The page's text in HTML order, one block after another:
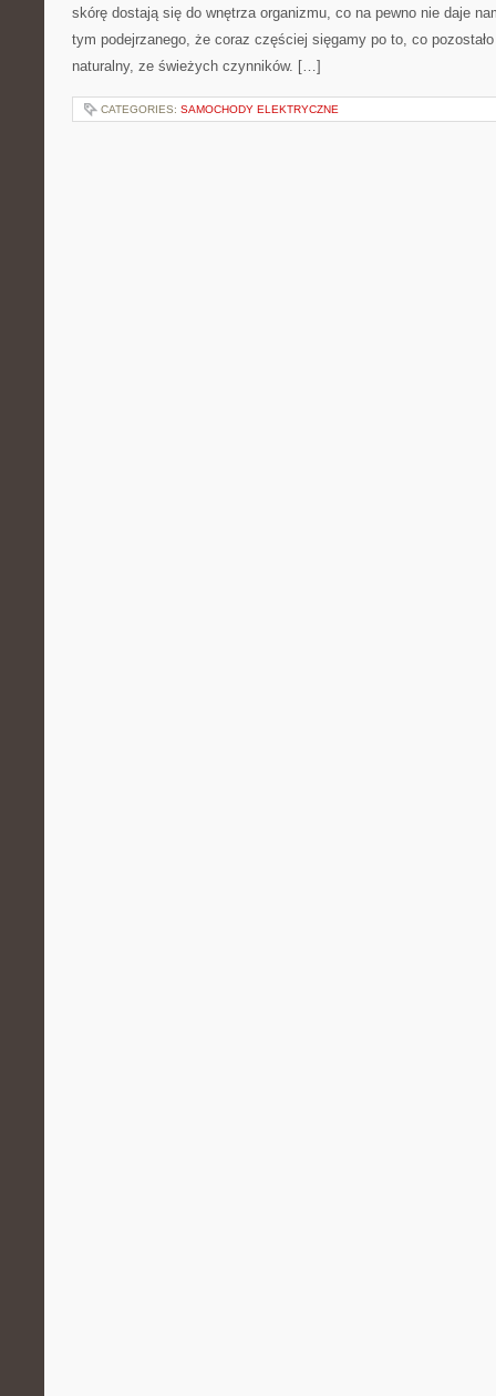
skórę dostają się do wnętrza organizmu, co na pewno nie daje
tym podejrzanego, że coraz częściej sięgamy po to, co
naturalny, ze świeżych czynników. […]
CATEGORIES: SAMOCHODY ELEKTRYCZNE